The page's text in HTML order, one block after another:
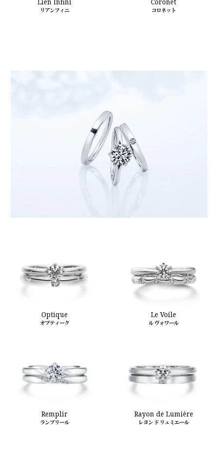
リアンフィニ コロネット
Optique
オプティーク
Le Voile
ル ヴォワール
Remplir
ランプリール
Rayon de Lumière
レヨン ド リュミエール